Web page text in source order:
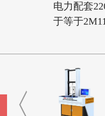
电力配套
于等于